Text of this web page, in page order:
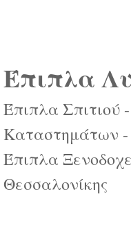
Έπιπλα
Έπιπλα Σπιτιού
Καταστημάτων
Έπιπλα
Θεσσαλονίκης